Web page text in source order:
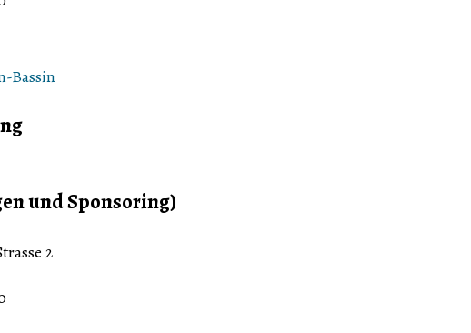
Bassin
und Sponsoring)
2